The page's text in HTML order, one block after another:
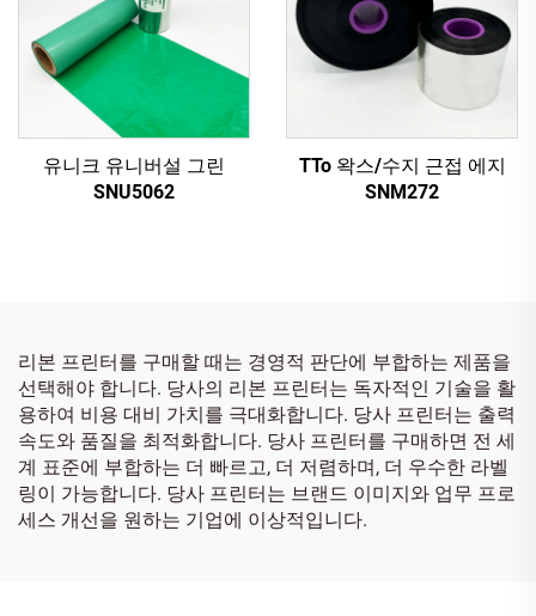
유니크 유니버설 그린
SNU5062
TTo 왁스/수지 근접 에지
SNM272
리본 프린터를 구매할 때는 경영적 판단에 부합하는 제품을
선택해야 합니다. 당사의 리본 프린터는 독자적인 기술을 활
용하여 비용 대비 가치를 극대화합니다. 당사 프린터는 출력
속도와 품질을 최적화합니다. 당사 프린터를 구매하면 전 세
계 표준에 부합하는 더 빠르고, 더 저렴하며, 더 우수한 라벨
링이 가능합니다. 당사 프린터는 브랜드 이미지와 업무 프로
세스 개선을 원하는 기업에 이상적입니다.